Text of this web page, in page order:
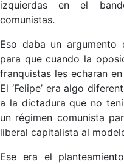
izquierdas en el
comunistas.
Eso daba un
para que cuando la
franquistas les echaran
El ‘Felipe’ era algo
a la dictadura que no
un régimen comunista
liberal capitalista al
Ese era el